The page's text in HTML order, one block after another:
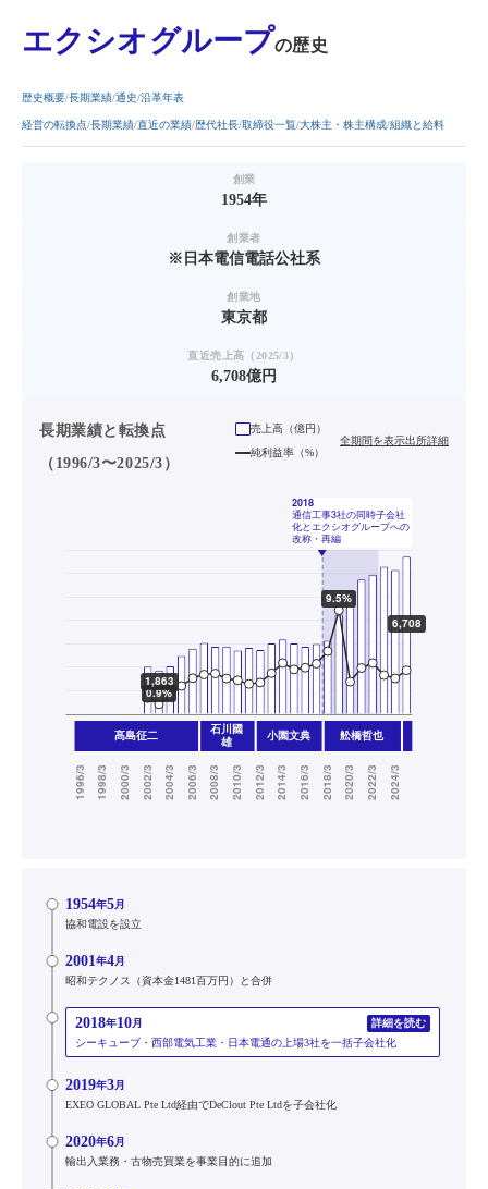
エクシオグループの歴史
歴史概要 長期業績 通史 沿革年表
経営の転換点 長期業績 直近の業績 歴代社長 取締役一覧 大株主・株主構成 組織と給料
創業
1954年
創業者
※日本電信電話公社系
創業地
東京都
直近売上高（2025/3）
6,708億円
長期業績と転換点
（1996/3〜2025/3）
売上高（億円）
純利益率（%）
全期間を表示出所詳細
1954年5月
協和電設を設立
2001年4月
昭和テクノス（資本金1481百万円）と合併
2018年10月
詳細を読む
シーキューブ・西部電気工業・日本電通の上場3社を一括子会社化
2019年3月
EXEO GLOBAL Pte Ltd経由でDeClout Pte Ltdを子会社化
2020年6月
輸出入業務・古物売買業を事業目的に追加